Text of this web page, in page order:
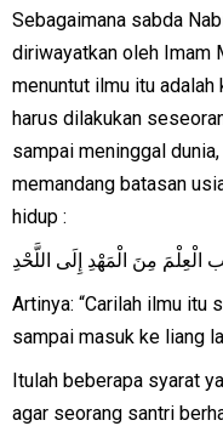
Sebagaimana sabda
diriwayatkan oleh Imam
menuntut ilmu itu adalah
harus dilakukan
sampai meninggal
memandang batasan
hidup :
الْعِلْمَ مِنَ الْمَهْدِ إِلَى اللَّحْدِ
Artinya: “Carilah ilmu itu
sampai masuk ke liang
Itulah beberapa syarat
agar seorang santri